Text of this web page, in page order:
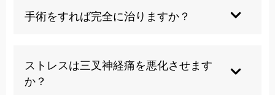
し、医師の指導のもとで徐々に減量することが一
般的です。自己判断での中断は避けるべきです。
手術をすれば完全に治りますか？
完全な治癒を保証するものではありません。手術
後も経過観察が必要です。
ストレスは三叉神経痛を悪化させます
か？